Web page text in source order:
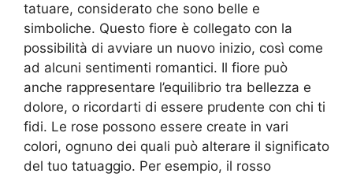
tatuare, considerato che sono belle e
simboliche. Questo fiore è collegato con la
possibilità di avviare un nuovo inizio, così come
ad alcuni sentimenti romantici. Il fiore può
anche rappresentare l’equilibrio tra bellezza e
dolore, o ricordarti di essere prudente con chi ti
fidi. Le rose possono essere create in vari
colori, ognuno dei quali può alterare il significato
del tuo tatuaggio. Per esempio, il rosso